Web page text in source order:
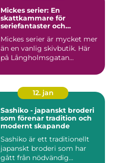
Mickes serier: En
skattkammare för
seriefantaster och
Mickes serier är mycket mer
än en vanlig skivbutik. Här
på Långholmsgatan...
12. jan
Sashiko - japanskt broderi
som förenar tradition och
modernt skapande
Sashiko är ett traditionellt
japanskt broderi som har
gått från nödvändig...